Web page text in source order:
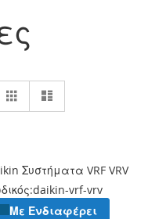
Προβολή
ως
Πλέγμα
Συστήματα VRF VRV
daikin-vrf-vrv
Με Ενδιαφέρει